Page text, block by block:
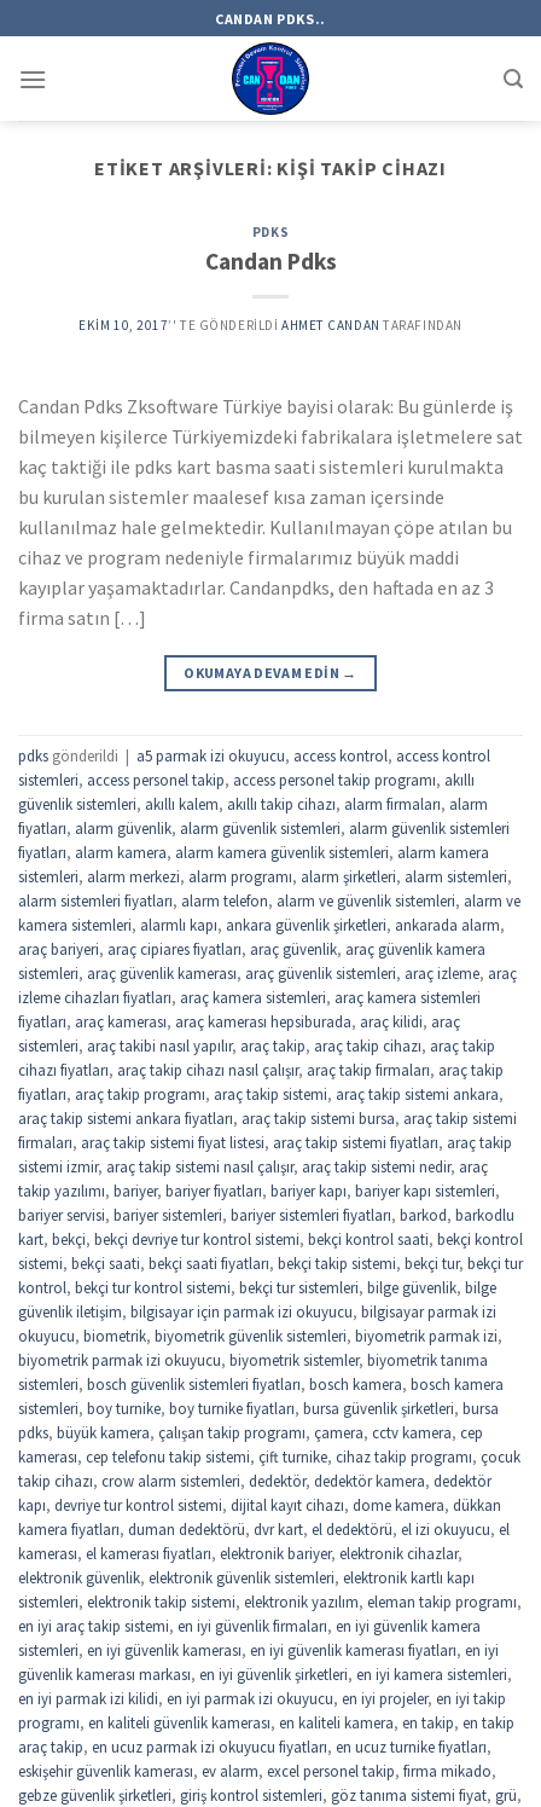
to
content
CANDAN PDKS..
ETIKET ARŞIVLERI: KIŞI TAKIP CIHAZI
PDKS
Candan Pdks
EKIM 10, 2017’' TE GÖNDERILDI AHMET CANDAN TARAFINDAN
Candan Pdks Zksoftware Türkiye bayisi olarak: Bu günlerde iş
bilmeyen kişilerce Türkiyemizdeki fabrikalara işletmelere sat
kaç taktiği ile pdks kart basma saati sistemleri kurulmakta
bu kurulan sistemler maalesef kısa zaman içersinde
kullanılmaz hale gelmektedir. Kullanılmayan çöpe atılan bu
cihaz ve program nedeniyle firmalarımız büyük maddi
kayıplar yaşamaktadırlar. Candanpdks, den haftada en az 3
firma satın […]
OKUMAYA DEVAM EDIN →
pdks gönderildi | a5 parmak izi okuyucu, access kontrol, access kontrol
sistemleri, access personel takip, access personel takip programı, akıllı
güvenlik sistemleri, akıllı kalem, akıllı takip cihazı, alarm firmaları, alarm
fiyatları, alarm güvenlik, alarm güvenlik sistemleri, alarm güvenlik sistemleri
fiyatları, alarm kamera, alarm kamera güvenlik sistemleri, alarm kamera
sistemleri, alarm merkezi, alarm programı, alarm şirketleri, alarm sistemleri,
alarm sistemleri fiyatları, alarm telefon, alarm ve güvenlik sistemleri, alarm ve
kamera sistemleri, alarmlı kapı, ankara güvenlik şirketleri, ankarada alarm,
araç bariyeri, araç cipiares fiyatları, araç güvenlik, araç güvenlik kamera
sistemleri, araç güvenlik kamerası, araç güvenlik sistemleri, araç izleme, araç
izleme cihazları fiyatları, araç kamera sistemleri, araç kamera sistemleri
fiyatları, araç kamerası, araç kamerası hepsiburada, araç kilidi, araç
sistemleri, araç takibi nasıl yapılır, araç takip, araç takip cihazı, araç takip
cihazı fiyatları, araç takip cihazı nasıl çalışır, araç takip firmaları, araç takip
fiyatları, araç takip programı, araç takip sistemi, araç takip sistemi ankara,
araç takip sistemi ankara fiyatları, araç takip sistemi bursa, araç takip sistemi
firmaları, araç takip sistemi fiyat listesi, araç takip sistemi fiyatları, araç takip
sistemi izmir, araç takip sistemi nasıl çalışır, araç takip sistemi nedir, araç
takip yazılımı, bariyer, bariyer fiyatları, bariyer kapı, bariyer kapı sistemleri,
bariyer servisi, bariyer sistemleri, bariyer sistemleri fiyatları, barkod, barkodlu
kart, bekçi, bekçi devriye tur kontrol sistemi, bekçi kontrol saati, bekçi kontrol
sistemi, bekçi saati, bekçi saati fiyatları, bekçi takip sistemi, bekçi tur, bekçi tur
kontrol, bekçi tur kontrol sistemi, bekçi tur sistemleri, bilge güvenlik, bilge
güvenlik iletişim, bilgisayar için parmak izi okuyucu, bilgisayar parmak izi
okuyucu, biometrik, biyometrik güvenlik sistemleri, biyometrik parmak izi,
biyometrik parmak izi okuyucu, biyometrik sistemler, biyometrik tanıma
sistemleri, bosch güvenlik sistemleri fiyatları, bosch kamera, bosch kamera
sistemleri, boy turnike, boy turnike fiyatları, bursa güvenlik şirketleri, bursa
pdks, büyük kamera, çalışan takip programı, çamera, cctv kamera, cep
kamerası, cep telefonu takip sistemi, çift turnike, cihaz takip programı, çocuk
takip cihazı, crow alarm sistemleri, dedektör, dedektör kamera, dedektör
kapı, devriye tur kontrol sistemi, dijital kayıt cihazı, dome kamera, dükkan
kamera fiyatları, duman dedektörü, dvr kart, el dedektörü, el izi okuyucu, el
kamerası, el kamerası fiyatları, elektronik bariyer, elektronik cihazlar,
elektronik güvenlik, elektronik güvenlik sistemleri, elektronik kartlı kapı
sistemleri, elektronik takip sistemi, elektronik yazılım, eleman takip programı,
en iyi araç takip sistemi, en iyi güvenlik firmaları, en iyi güvenlik kamera
sistemleri, en iyi güvenlik kamerası, en iyi güvenlik kamerası fiyatları, en iyi
güvenlik kamerası markası, en iyi güvenlik şirketleri, en iyi kamera sistemleri,
en iyi parmak izi kilidi, en iyi parmak izi okuyucu, en iyi projeler, en iyi takip
programı, en kaliteli güvenlik kamerası, en kaliteli kamera, en takip, en takip
araç takip, en ucuz parmak izi okuyucu fiyatları, en ucuz turnike fiyatları,
eskişehir güvenlik kamerası, ev alarm, excel personel takip, firma mikado,
gebze güvenlik şirketleri, giriş kontrol sistemleri, göz tanıma sistemi fiyat, grü,